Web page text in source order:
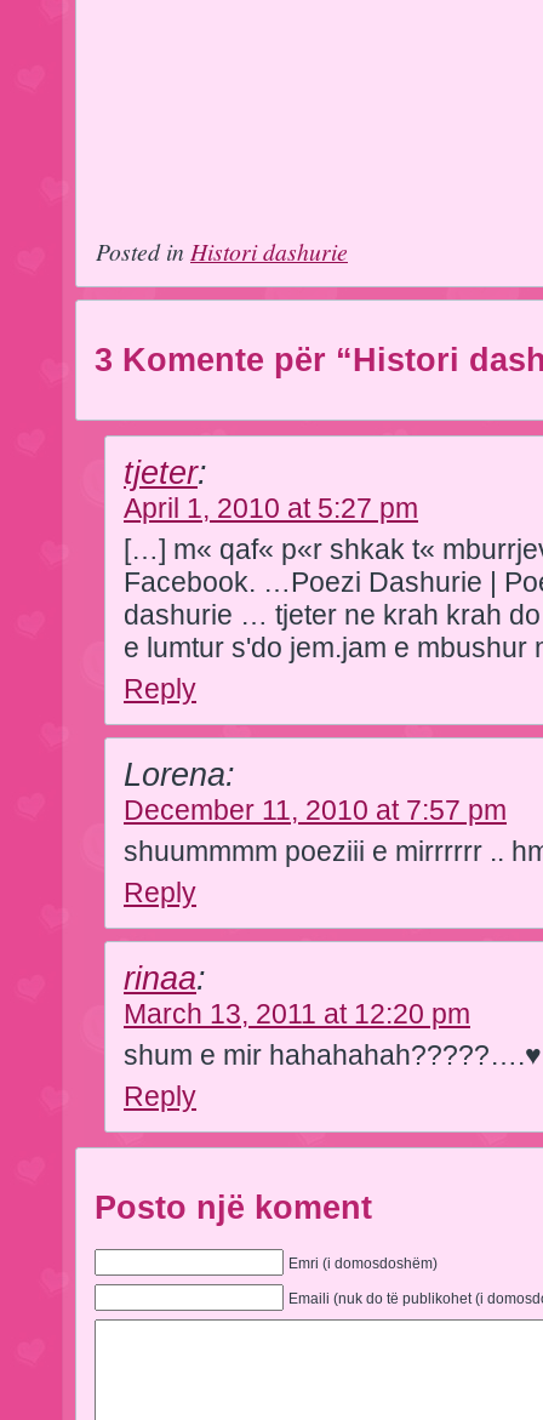
Posted in Histori dashurie
3 Komente për “Histori
tjeter:
April 1, 2010 at 5:27 pm
[…] m« qaf« p«r shkak t«
Facebook. …Poezi Dashurie |
dashurie … tjeter ne krah krah
e lumtur s'do jem.jam e
Reply
Lorena:
December 11, 2010 at 7:57 pm
shuummmm poeziii e mirrrrrr ..
Reply
rinaa:
March 13, 2011 at 12:20 pm
shum e mir
Reply
Posto një koment
Emri (i domosdoshëm)
Emaili (nuk do të publikohet (i